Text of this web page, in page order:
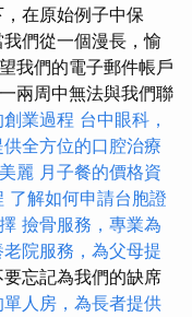
在原始例子中保
們從一個漫長，愉
我們的電子郵件帳戶
兩周中無法與我們聯
業過程 台中眼科，
全方位的口腔治療
麗 月子餐的價格資
了解如何申請台胞證
撿骨服務，專業為
院服務，為父母提
忘記為我們的缺席
人房，為長者提供